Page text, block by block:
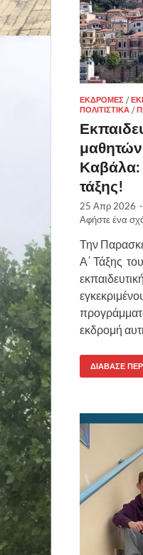
ΕΚΔΡΟΜΈΣ /
ΠΟΛΙΤΙΣΤΙΚΆ /
μαθητών
Καβάλα:
τάξης!
25 Απρ 2026 -
Αφήστε ένα
Την
Α΄ Τάξης
εκδρομή
ΔΙΆΒΑΣΕ